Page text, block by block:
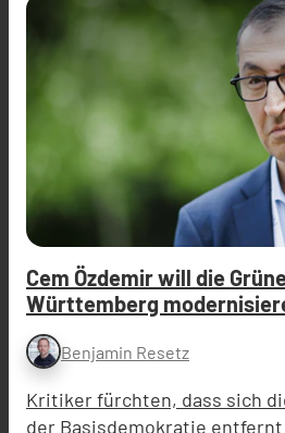
Cem Özdemir will die
Württemberg
Benjamin Resetz
Kritiker fürchten, dass sich
der Basisdemokratie entfernt